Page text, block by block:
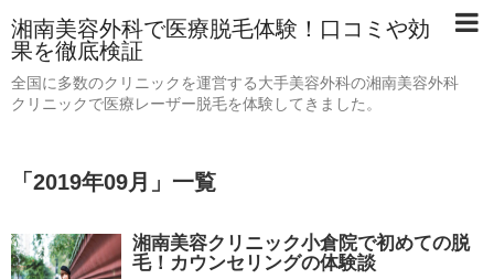
湘南美容外科で医療脱毛体験！口コミや効
果を徹底検証
全国に多数のクリニックを運営する大手美容外科の湘南美容外科
クリニックで医療レーザー脱毛を体験してきました。
「 2019年09月 」 一覧
湘南美容クリニック小倉院で初めての脱
毛！カウンセリングの体験談